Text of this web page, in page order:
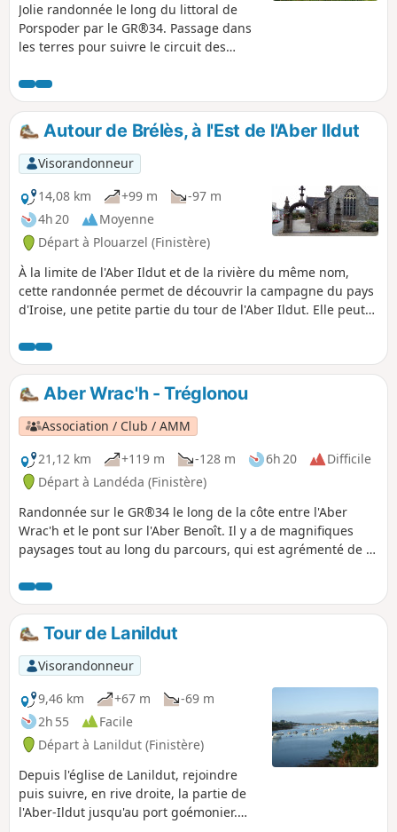
Jolie randonnée le long du littoral de
Porspoder par le GR®34. Passage dans
les terres pour suivre le circuit des
de Prat Joulou.
Autour de Brélès, à l'Est de l'Aber Ildut
Visorandonneur
14,08 km
+99 m
-97 m
4h 20
Moyenne
Départ à Plouarzel (Finistère)
À la limite de l'Aber Ildut et de la rivière du même nom,
cette randonnée permet de découvrir la campagne du pays
d'Iroise, une petite partie du tour de l'Aber Ildut. Elle peut
journée dépassant les 25 km.
Aber Wrac'h - Tréglonou
Association / Club / AMM
21,12 km
+119 m -128 m 6h 20
Difficile
Départ à Landéda (Finistère)
Randonnée sur le GR®34 le long de la côte entre l'Aber
Wrac'h et le pont sur l'Aber Benoît. Il y a de magnifiques
paysages tout au long du parcours, qui est agrémenté de la
de faire des étapes gourmandes.
Tour de Lanildut
Visorandonneur
9,46 km
+67 m
-69 m
2h 55
Facile
Départ à Lanildut (Finistère)
Depuis l'église de Lanildut, rejoindre
puis suivre, en rive droite, la partie de
l'Aber-Ildut jusqu'au port goémonier.